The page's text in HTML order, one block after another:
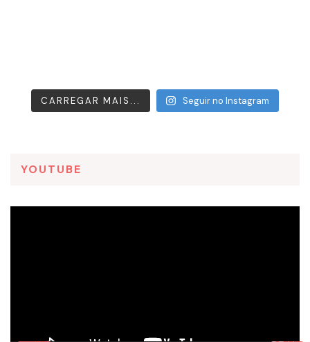
CARREGAR MAIS... Seguir no Instagram
YOUTUBE